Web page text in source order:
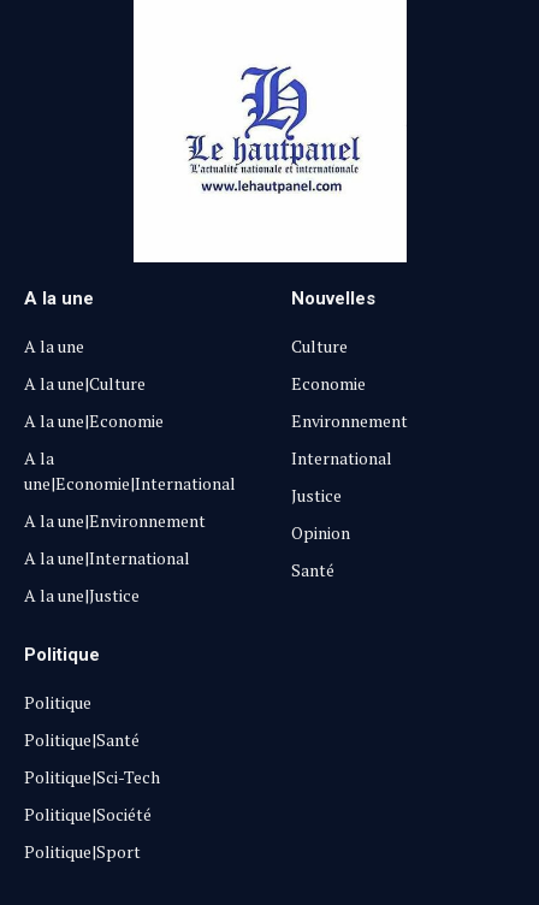
A la une
A la une
A la une|Culture
A la une|Economie
A la
une|Economie|International
A la une|Environnement
A la une|International
A la une|Justice
Nouvelles
Culture
Economie
Environnement
International
Justice
Opinion
Santé
Politique
Politique
Politique|Santé
Politique|Sci-Tech
Politique|Société
Politique|Sport